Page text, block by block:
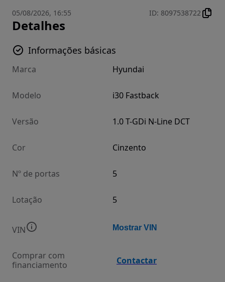
05/08/2026, 16:55 ID: 8097538722
Detalhes
Informações básicas
Marca Hyundai
Modelo i30 Fastback
Versão 1.0 T-GDi N-Line DCT
Cor Cinzento
Nº de portas 5
Lotação 5
VIN Mostrar VIN
Comprar com
financiamento
Contactar